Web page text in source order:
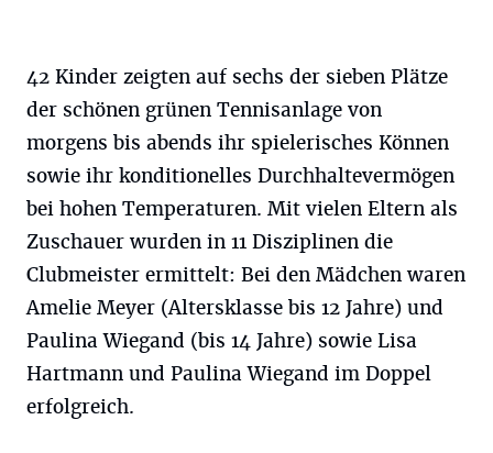
42 Kinder zeigten auf sechs der sieben Plätze
der schönen grünen Tennisanlage von
morgens bis abends ihr spielerisches Können
sowie ihr konditionelles Durchhaltevermögen
bei hohen Temperaturen. Mit vielen Eltern als
Zuschauer wurden in 11 Disziplinen die
Clubmeister ermittelt: Bei den Mädchen waren
Amelie Meyer (Altersklasse bis 12 Jahre) und
Paulina Wiegand (bis 14 Jahre) sowie Lisa
Hartmann und Paulina Wiegand im Doppel
erfolgreich.